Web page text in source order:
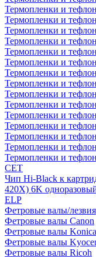
Термопленки и
Термопленки и
Термопленки и
Термопленки и
Термопленки и
Термопленки и
Термопленки и
Термопленки и
Термопленки и
Термопленки и
Термопленки и
Термопленки и
Термопленки и
Термопленки и
Термопленки и
CET
Чип Hi-Black к
420X) 6K
ELP
Фетровые валы/лезвия
Фетровые валы Canon
Фетровые валы
Фетровые валы
Фетровые валы Ricoh